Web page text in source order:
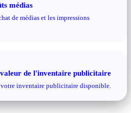
médias
de médias et les impressions
de l'inventaire publicitaire
inventaire publicitaire disponible.